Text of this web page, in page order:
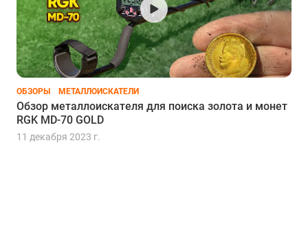
ОБЗОРЫ МЕТАЛЛОИСКАТЕЛИ
Обзор металлоискателя для поиска золота и монет
RGK MD-70 GOLD
11 декабря 2023 г.